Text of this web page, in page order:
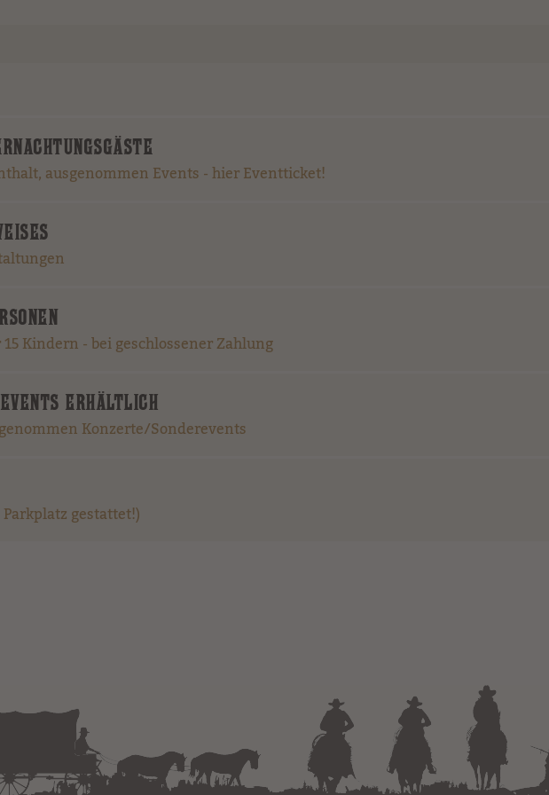
ausgenommen Events - hier Eventticket!
Kindern - bei geschlossener Zahlung
ERHÄLTLICH
Konzerte/Sonderevents
gestattet!)